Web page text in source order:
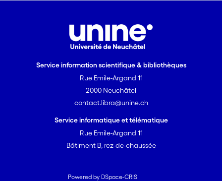
Service information scientifique & bibliothèques
Rue Emile-Argand 11
2000 Neuchâtel
contact.libra@unine.ch
Service informatique et télématique
Rue Emile-Argand 11
Bâtiment B, rez-de-chaussée
Powered by DSpace-CRIS